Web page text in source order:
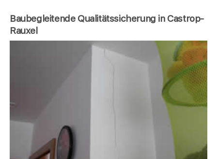
Baubegleitende Qualitätssicherung in Castrop-
Rauxel